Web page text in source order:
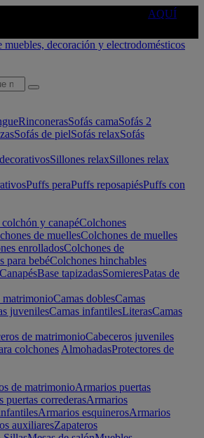
AQUÍ
RinconerasSofás camaSofás 2
Sofás de pielSofás relaxSofás
Sillones relaxSillones relax
Puffs peraPuffs reposapiésPuffs con
colchón y canapéColchones
de muellesColchones de muelles
enrolladosColchones de
para bebéColchones hinchables
CanapésBase tapizadasSomieresPatas de
matrimonioCamas doblesCamas
juvenilesCamas infantilesLiterasCamas
de matrimonioCabeceros juveniles
colchones AlmohadasProtectores de
de matrimonioArmarios puertas
puertas correderasArmarios
Armarios esquinerosArmarios
auxiliaresZapateros